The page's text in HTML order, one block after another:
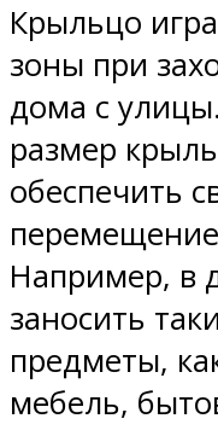
Крыльцо
зоны при
дома с
размер
обеспечить
Например, в
заносить
предметы,
мебель,